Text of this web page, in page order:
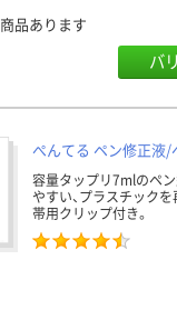
商品あります
バ
ぺんてる ペン修正液/
容量タップリ7mlのペ
やすい、プラスチック
帯用クリップ付き。